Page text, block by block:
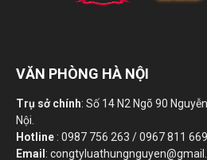
VĂN PHÒNG HÀ NỘI
Trụ sở chính: Số 14 N2 Ngõ 90
Nội.
Hotline : 0987 756 263 / 0967 811 669
Email :